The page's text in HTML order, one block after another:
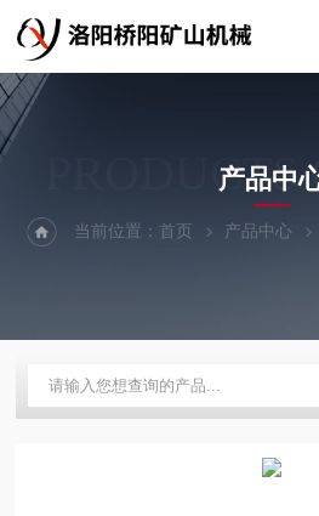
产品中
当前位置：首页 产品中心